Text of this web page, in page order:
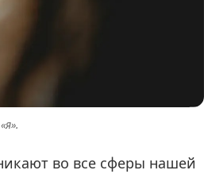
во все сферы нашей